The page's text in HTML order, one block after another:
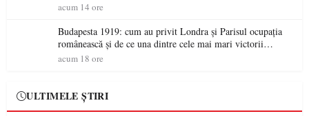
acum 14 ore
Budapesta 1919: cum au privit Londra și Parisul ocupația
românească și de ce una dintre cele mai mari victorii
militare ale României a devenit o controversă diplomatică
acum 18 ore
ULTIMELE ȘTIRI